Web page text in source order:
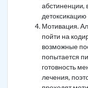
абстиненции,
Мотивация.
пойти на
возможные
попытается
готовность
лечения,